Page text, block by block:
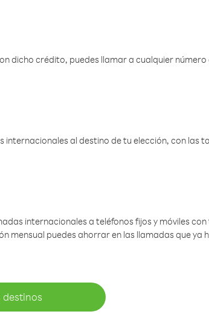
dicho crédito, puedes llamar a cualquier número
al destino de tu elección, con las
internacionales a teléfonos fijos y móviles
mensual puedes ahorrar en las llamadas que ya
destinos